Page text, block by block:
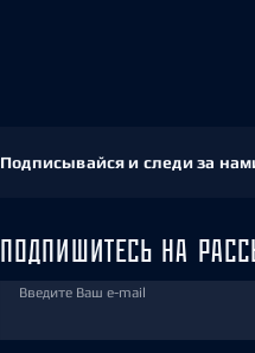
Подписывайся и следи за
ПОДПИШИТЕСЬ НА
Введите Ваш e-mail